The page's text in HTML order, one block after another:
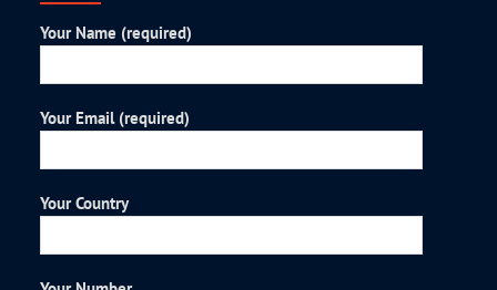
Your Name (required)
Your Email (required)
Your Country